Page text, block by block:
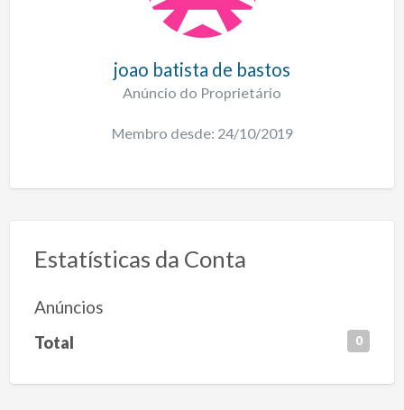
joao batista de bastos
Anúncio do Proprietário
Membro desde: 24/10/2019
Estatísticas da Conta
Anúncios
Total 0